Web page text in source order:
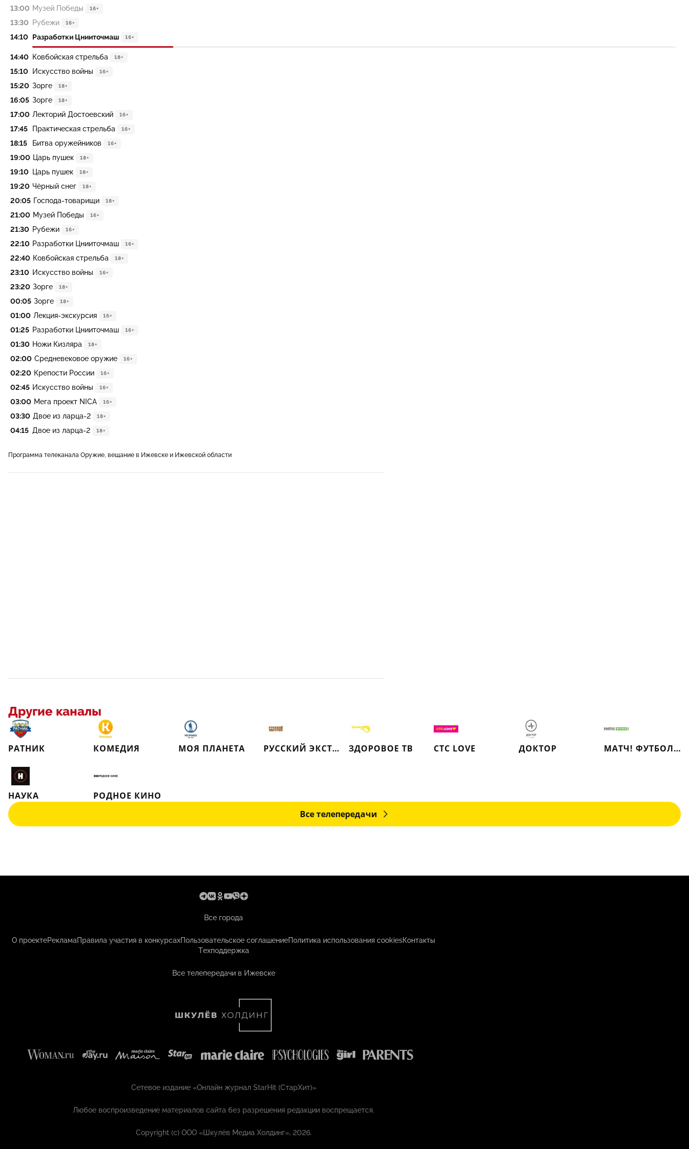
13:00 Музей Победы 16+
13:30 Рубежи 16+
14:10 Разработки Цнииточмаш 16+
14:40 Ковбойская стрельба 18+
15:10 Искусство войны 16+
15:20 Зорге 18+
16:05 Зорге 18+
17:00 Лекторий Достоевский 16+
17:45 Практическая стрельба 16+
18:15 Битва оружейников 16+
19:00 Царь пушек 18+
19:10 Царь пушек 18+
19:20 Чёрный снег 18+
20:05 Господа-товарищи 18+
21:00 Музей Победы 16+
21:30 Рубежи 16+
22:10 Разработки Цнииточмаш 16+
22:40 Ковбойская стрельба 18+
23:10 Искусство войны 16+
23:20 Зорге 18+
00:05 Зорге 18+
01:00 Лекция-экскурсия 16+
01:25 Разработки Цнииточмаш 16+
01:30 Ножи Кизляра 18+
02:00 Средневековое оружие 16+
02:20 Крепости России 16+
02:45 Искусство войны 16+
03:00 Мега проект NICA 16+
03:30 Двое из ларца-2 18+
04:15 Двое из ларца-2 18+
Программа телеканала Оружие, вещание в Ижевске и Ижевской области
Другие каналы
РАТНИК КОМЕДИЯ МОЯ ПЛАНЕТА РУССКИЙ ЭКСТРИМ (РЕТРО) ЗДОРОВОЕ ТВ СТС LOVE ДОКТОР МАТЧ! ФУТБОЛ 1
НАУКА
РОДНОЕ КИНО
Все телепередачи
Все города
О проектеРекламаПравила участия в конкурсахПользовательское соглашениеПолитика использования cookiesКонтакты
Техподдержка
Все телепередачи в Ижевске
Сетевое издание «Онлайн журнал StarHit (СтарХит)»
Любое воспроизведение материалов сайта без разрешения редакции воспрещается.
Copyright (с) ООО «Шкулёв Медиа Холдинг», 2026.